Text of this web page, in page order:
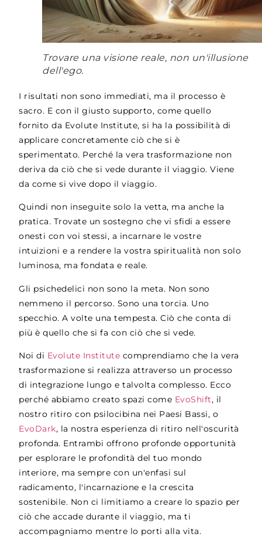
Trovare una visione reale, non un'illusione
dell'ego.
I risultati non sono immediati, ma il processo è
sacro. E con il giusto supporto, come quello
fornito da Evolute Institute, si ha la possibilità di
applicare concretamente ciò che si è
sperimentato. Perché la vera trasformazione non
deriva da ciò che si vede durante il viaggio. Viene
da come si vive dopo il viaggio.
Quindi non inseguite solo la vetta, ma anche la
pratica. Trovate un sostegno che vi sfidi a essere
onesti con voi stessi, a incarnare le vostre
intuizioni e a rendere la vostra spiritualità non solo
luminosa, ma fondata e reale.
Gli psichedelici non sono la meta. Non sono
nemmeno il percorso. Sono una torcia. Uno
specchio. A volte una tempesta. Ciò che conta di
più è quello che si fa con ciò che si vede.
Noi di Evolute Institute comprendiamo che la vera
trasformazione si realizza attraverso un processo
di integrazione lungo e talvolta complesso. Ecco
perché abbiamo creato spazi come EvoShift, il
nostro ritiro con psilocibina nei Paesi Bassi, o
EvoDark, la nostra esperienza di ritiro nell'oscurità
profonda. Entrambi offrono profonde opportunità
per esplorare le profondità del tuo mondo
interiore, ma sempre con un'enfasi sul
radicamento, l'incarnazione e la crescita
sostenibile. Non ci limitiamo a creare lo spazio per
ciò che accade durante il viaggio, ma ti
accompagniamo mentre lo porti alla vita.